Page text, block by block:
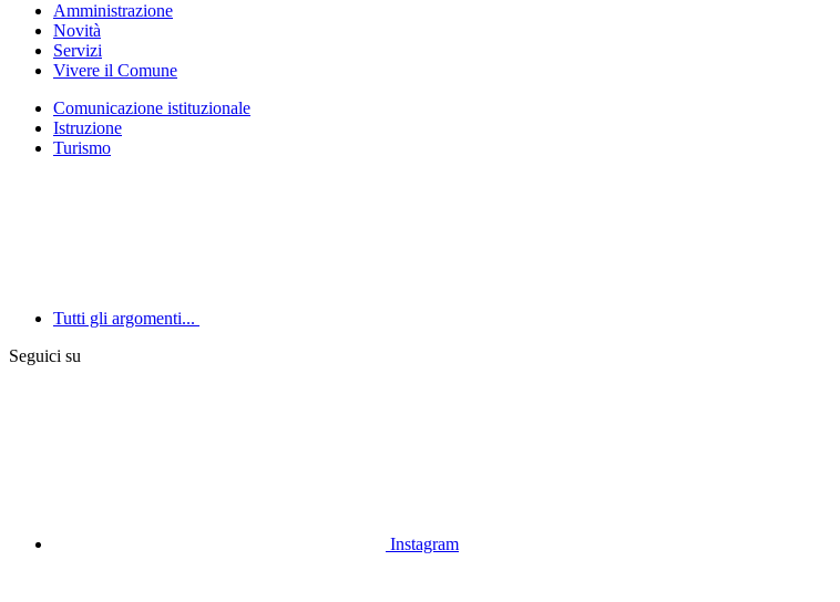
Amministrazione
Novità
Servizi
Vivere il Comune
Comunicazione istituzionale
Istruzione
Turismo
Tutti gli argomenti...
Seguici su
Instagram